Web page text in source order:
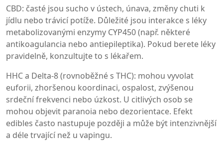
CBD: časté jsou sucho v ústech, únava, změny chuti k
jídlu nebo trávicí potíže. Důležité jsou interakce s léky
metabolizovanými enzymy CYP450 (např. některé
antikoagulancia nebo antiepileptika). Pokud berete léky
pravidelně, konzultujte to s lékařem.
HHC a Delta‑8 (rovnoběžné s THC): mohou vyvolat
euforii, zhoršenou koordinaci, ospalost, zvýšenou
srdeční frekvenci nebo úzkost. U citlivých osob se
mohou objevit paranoia nebo dezorientace. Efekt
edibles často nastupuje později a může být intenzivnější
a déle trvající než u vapingu.